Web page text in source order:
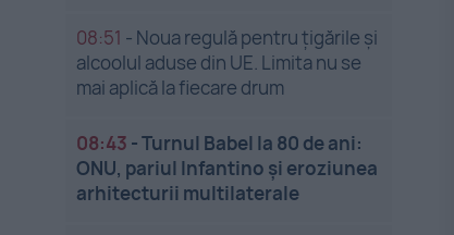
08:51 - Noua regulă pentru țigările și
alcoolul aduse din UE. Limita nu se
mai aplică la fiecare drum
08:43 -Turnul Babel la 80 de ani:
ONU, pariul Infantino și eroziunea
arhitecturii multilaterale